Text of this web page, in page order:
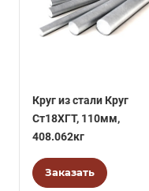
Круг из стали Круг
Ст18ХГТ, 110мм,
408.062кг
Заказать